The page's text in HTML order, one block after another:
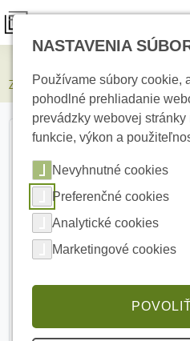
Z3000T Zdroj nepretržitého
NASTAVENIA
Používame súbory cookie,
pohodlné prehliadanie
prevádzky webovej
funkcie, výkon a
Nevyhnutné cookies
Preferenčné cookies
Analytické cookies
Marketingové cookies